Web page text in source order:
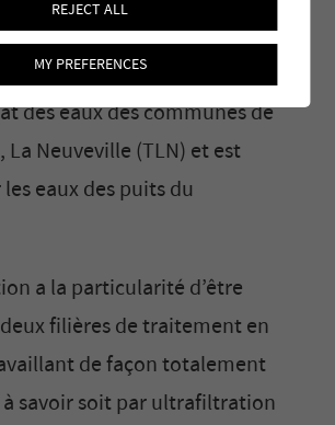
du lac de Bienne près de
produit de l’eau potable
des eaux des communes de
La Neuveville (TLN) et est
eaux des puits du
a la particularité d’être
filières de traitement en
de façon totalement
savoir soit par ultrafiltration
REJECT ALL
MY PREFERENCES